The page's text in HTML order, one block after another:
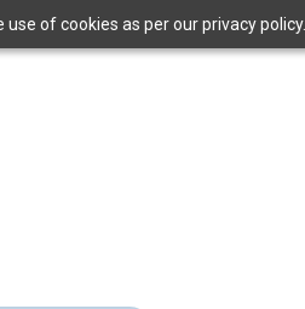
of cookies as per our privacy policy.